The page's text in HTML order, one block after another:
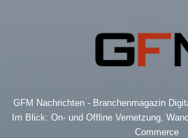
GFM Nachrichten - Branchenmagazin
Im Blick: On- und Offline Vernetzung,
Commerce